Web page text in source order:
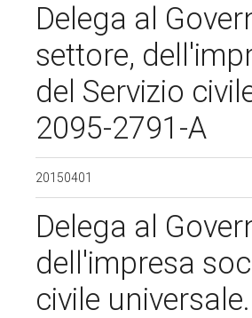
Delega al
settore,
del Servizio
2095-2791-A
20150401
Delega al
dell'impresa
civile